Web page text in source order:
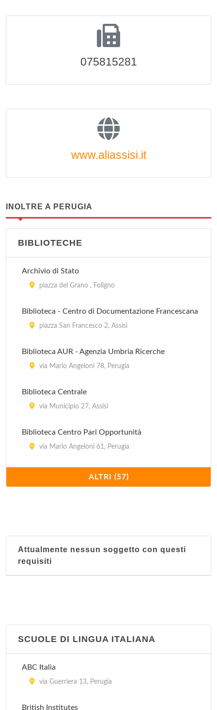
075815281
www.aliassisi.it
INOLTRE A PERUGIA
BIBLIOTECHE
Archivio di Stato
piazza del Grano , Foligno
Biblioteca - Centro di Documentazione Francescana
piazza San Francesco 2, Assisi
Biblioteca AUR - Agenzia Umbria Ricerche
via Mario Angeloni 78, Perugia
Biblioteca Centrale
via Municipio 27, Assisi
Biblioteca Centro Pari Opportunità
via Mario Angeloni 61, Perugia
Biblioteca Centro Studi Americanistici Circolo
Biblioteca Comunale
Biblioteca Comunale
ALTRI (57)
Attualmente nessun soggetto con questi
requisiti
SCUOLE DI LINGUA ITALIANA
ABC Italia
via Guerriera 13, Perugia
British Institutes